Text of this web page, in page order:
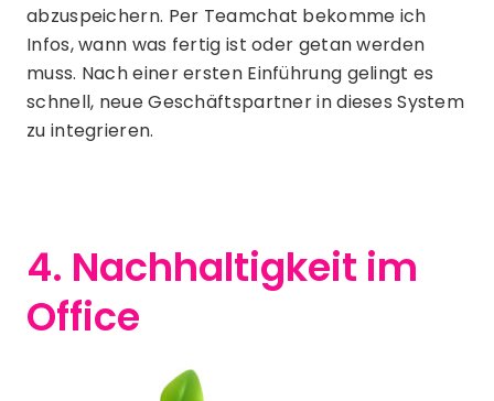
abzuspeichern. Per Teamchat bekomme ich
Infos, wann was fertig ist oder getan werden
muss. Nach einer ersten Einführung gelingt es
schnell, neue Geschäftspartner in dieses System
zu integrieren.
4. Nachhaltigkeit im
Office